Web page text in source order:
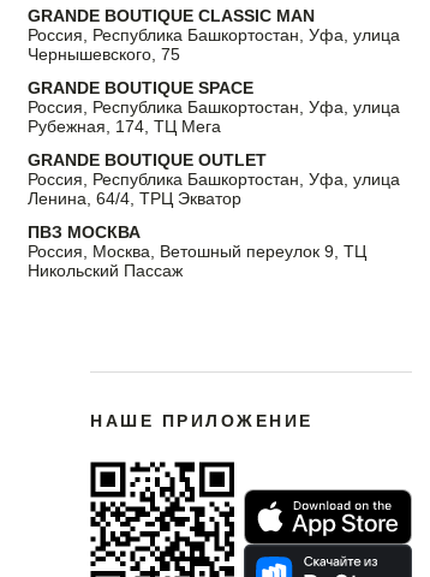
GRANDE BOUTIQUE CLASSIC MAN
Россия, Республика Башкортостан, Уфа, улица
Чернышевского, 75
GRANDE BOUTIQUE SPACE
Россия, Республика Башкортостан, Уфа, улица
Рубежная, 174, ТЦ Мега
GRANDE BOUTIQUE OUTLET
Россия, Республика Башкортостан, Уфа, улица
Ленина, 64/4, ТРЦ Экватор
ПВЗ МОСКВА
Россия, Москва, Ветошный переулок 9, ТЦ
Никольский Пассаж
НАШЕ ПРИЛОЖЕНИЕ